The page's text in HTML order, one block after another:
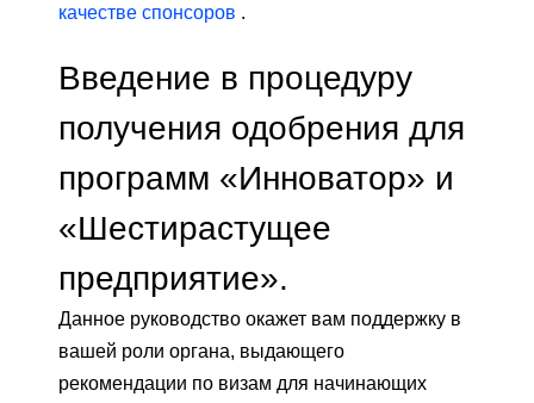
качестве спонсоров .
Введение в процедуру
получения одобрения для
программ «Инноватор» и
«Шестирастущее
предприятие».
Данное руководство окажет вам поддержку в
вашей роли органа, выдающего
рекомендации по визам для начинающих